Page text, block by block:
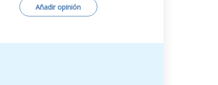
Añadir opinión